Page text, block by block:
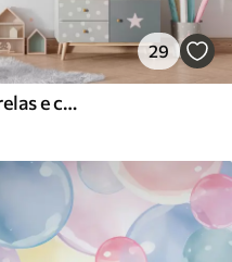
29
Arco-íris colorido com estrelas e corações estilo escandinavo